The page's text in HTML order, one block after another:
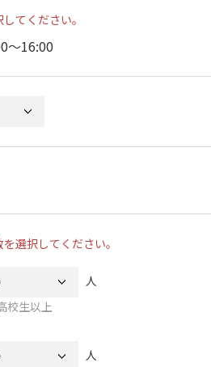
てください。
〜16:00
選択してください。
人
校生以上
人